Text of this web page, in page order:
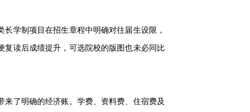
学制项目在招生章程中明确对往届生设限，
读后成绩提升，可选院校的版图也未必同比
了明确的经济账。学费、资料费、住宿费及